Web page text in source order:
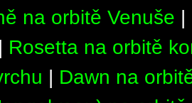
na orbitě Venuše |
| Rosetta na orbitě
| Dawn na